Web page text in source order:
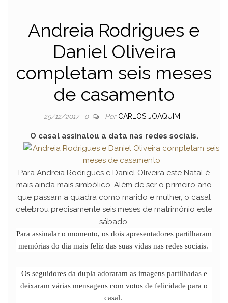
Andreia Rodrigues e
Daniel Oliveira
completam seis meses
de casamento
25/12/2017 0 Por CARLOS JOAQUIM
O casal assinalou a data nas redes sociais.
Para Andreia Rodrigues e Daniel Oliveira este Natal é
mais ainda mais simbólico. Além de ser o primeiro ano
que passam a quadra como marido e mulher, o casal
celebrou precisamente seis meses de matrimónio este
sábado.
Para assinalar o momento, os dois apresentadores partilharam
memórias do dia mais feliz das suas vidas nas redes sociais.
Os seguidores da dupla adoraram as imagens partilhadas e
deixaram várias mensagens com votos de felicidade para o
casal.